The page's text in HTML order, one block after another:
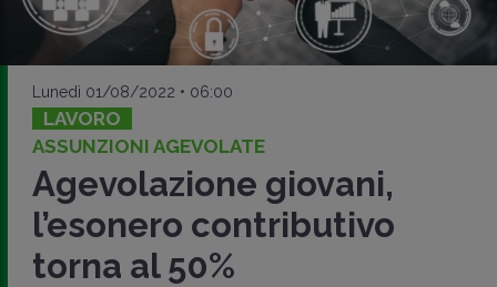
Lunedì 01/08/2022 • 06:00
LAVORO
ASSUNZIONI AGEVOLATE
Agevolazione giovani,
l’esonero contributivo
torna al 50%